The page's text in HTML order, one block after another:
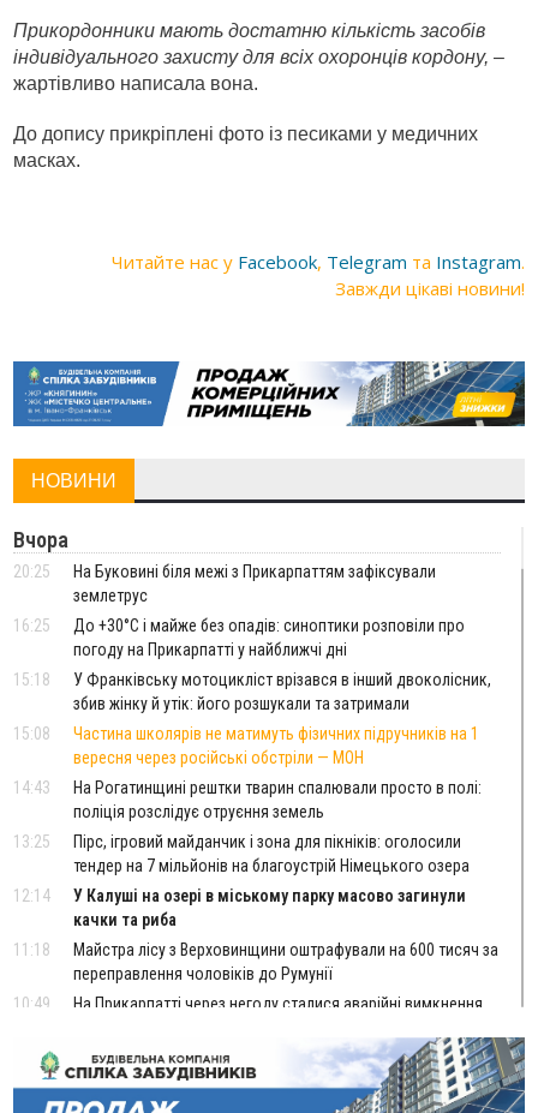
Прикордонники мають достатню кількість засобів
індивідуального захисту для всіх охоронців кордону,–
жартівливо написала вона.
До допису прикріплені фото із песиками у медичних
масках.
Читайте нас у Facebook, Telegram та Instagram.
Завжди цікаві новини!
НОВИНИ
Вчора
20:25
На Буковині біля межі з Прикарпаттям зафіксували
землетрус
16:25
До +30°C і майже без опадів: синоптики розповіли про
погоду на Прикарпатті у найближчі дні
15:18
У Франківську мотоцикліст врізався в інший двоколісник,
збив жінку й утік: його розшукали та затримали
15:08
Частина школярів не матимуть фізичних підручників на 1
вересня через російські обстріли — МОН
14:43
На Рогатинщині рештки тварин спалювали просто в полі:
поліція розслідує отруєння земель
13:25
Пірс, ігровий майданчик і зона для пікніків: оголосили
тендер на 7 мільйонів на благоустрій Німецького озера
12:14
У Калуші на озері в міському парку масово загинули
качки та риба
11:18
Майстра лісу з Верховинщини оштрафували на 600 тисяч за
переправлення чоловіків до Румунії
10:49
На Прикарпатті через негоду сталися аварійні вимкнення
10:43
За змову на тендері для Долинської лікарні двох
підприємців оштрафували на 272 тисячі гривень